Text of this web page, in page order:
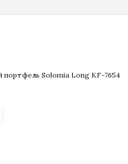
портфель Solomia Long KF-7654